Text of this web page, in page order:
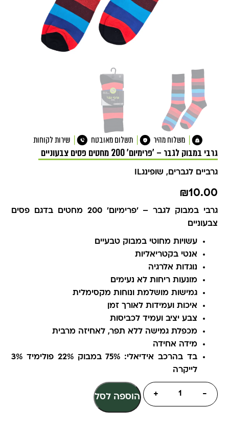
משלוח מהיר תשלום מאובטח שירות לקוחות
גרבי במבוק לגבר – 'פרימיום' 200 מחטים פסים צבעוניים
גרביים לגברים , שופינגIL
₪10.00
גרבי במבוק לגבר – 'פרימיום' 200 מחטים בדגם פסים
צבעוניים
עשויות מחוטי במבוק טבעיים
אנטי בקטריאליות
נוגדות אלרגיה
מונעות ריחות לא נעימים
גמישות מושלמת ונוחות מקסימלית
איכות ועמידות לאורך זמן
צבע יציב ועמיד לכביסות
מכפלת גמישה ללא תפר, לאחיזה מרבית
מידה אחידה
בד בהרכב אידיאלי: 75% במבוק 22% פולימיד 3%
לייקרה
-
+ הוספה לסל